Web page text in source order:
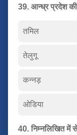
39. आन्ध्र प्रदेश की
तमिल
तेलुगू
कन्नड़
ओडिया
40. निम्नलिखित में